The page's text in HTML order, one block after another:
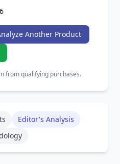
Another Product
from qualifying purchases.
Editor's Analysis